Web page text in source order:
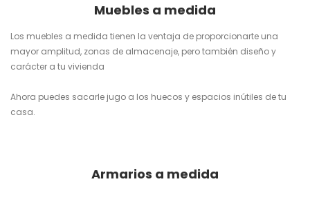
Muebles a medida
Los muebles a medida tienen la ventaja de proporcionarte una
mayor amplitud, zonas de almacenaje, pero también diseño y
carácter a tu vivienda
Ahora puedes sacarle jugo a los huecos y espacios inútiles de tu
casa.
Armarios a medida